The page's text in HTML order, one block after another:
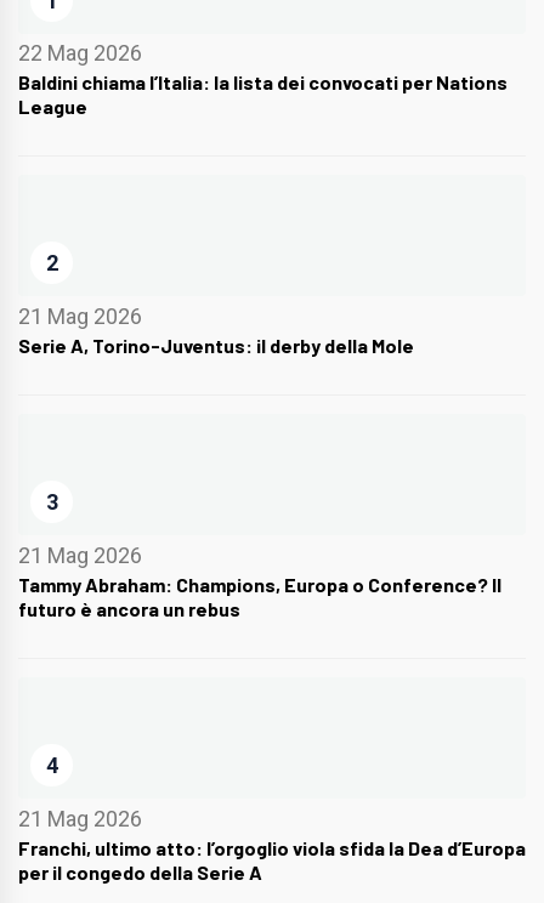
22 Mag 2026
Baldini chiama l’Italia: la lista dei convocati per Nations
League
2
21 Mag 2026
Serie A, Torino-Juventus: il derby della Mole
3
21 Mag 2026
Tammy Abraham: Champions, Europa o Conference? Il
futuro è ancora un rebus
4
21 Mag 2026
Franchi, ultimo atto: l’orgoglio viola sfida la Dea d’Europa
per il congedo della Serie A